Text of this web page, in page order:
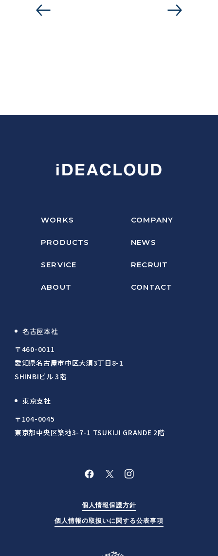
WORKS COMPANY
PRODUCTS NEWS
SERVICE RECRUIT
ABOUT CONTACT
名古屋本社
〒460-0011
愛知県名古屋市中区大須3丁目8-1
SHINBIビル 3階
東京支社
〒104-0045
東京都中央区築地3-7-1 TSUKIJI GRANDE 2階
個人情報保護方針
個人情報の取扱いに関する公表事項